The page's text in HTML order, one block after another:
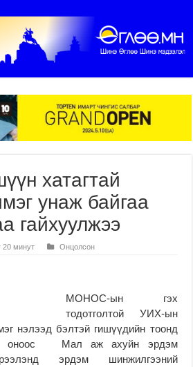
хатагтай
унаж байгаа
гайхуулжээ
20 минут Онцолсон
МОНОС-ын гэх
тодотголтой УИХ-ын
нэлээд бэлтэй гишүүдийн тоонд
оноос Мал аж ахуйн эрдэм
эрдэм шинжилгээний